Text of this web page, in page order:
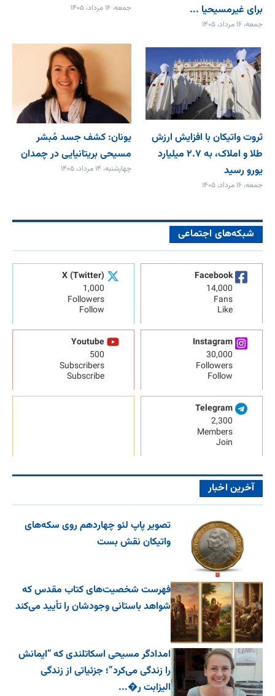
برای غیرمسیحیا ...
جمعه، ۱۶ مرداد، ۱۴۰۵
جمعه، ۱۶ مرداد، ۱۴۰۵
ثروت واتیکان با افزایش ارزش
طلا و املاک، به ۲.۷ میلیارد
یورو رسید
جمعه، ۱۶ مرداد، ۱۴۰۵
یونان: کشف جسد مُبشر
مسیحی بریتانیایی در چمدان
چهارشنبه، ۱۴ مرداد، ۱۴۰۵
شبکه‌های اجتماعی
Facebook
14,000
Fans
Like
X (Twitter)
1,000
Followers
Follow
Instagram
30,000
Followers
Follow
Youtube
500
Subscribers
Subscribe
Telegram
2,300
Members
Join
آخرین اخبار
تصویر پاپ لئو چهاردهم روی سکه‌های
واتیکان نقش بست
فهرست شخصیت‌های کتاب مقدس که
شواهد باستانی وجودشان را تأیید می‌کند
امدادگر مسیحی اسکاتلندی که “ایمانش
را زندگی می‌کرد”؛ جزئیاتی از زندگی
الیزابت ر�...